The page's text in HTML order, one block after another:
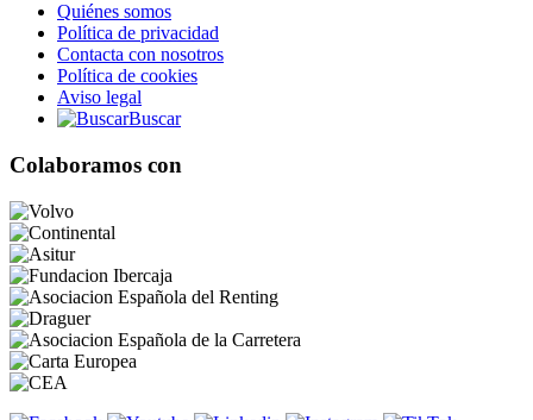
Quiénes somos
Política de privacidad
Contacta con nosotros
Política de cookies
Aviso legal
Buscar
Colaboramos con